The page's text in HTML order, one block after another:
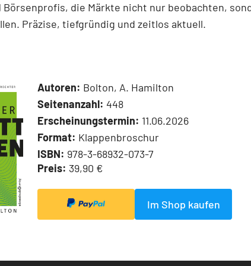
Börsenprofis, die Märkte nicht nur beobachten,
Präzise, tiefgründig und zeitlos aktuell.
Autoren: Bolton, A. Hamilton
Seitenanzahl: 448
Erscheinungstermin: 11.06.2026
Format: Klappenbroschur
ISBN: 978-3-68932-073-7
Preis: 39,90 €
Im Shop kaufen